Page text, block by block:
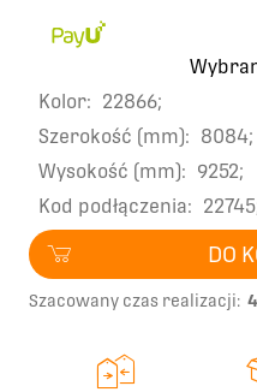
Kolor: 22866;
Szerokość (mm): 8084;
Wysokość (mm): 9252;
Kod podłączenia:
DO
Szacowany czas realizacji: